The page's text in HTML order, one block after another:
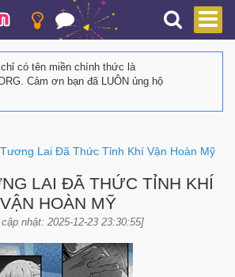
có tên miền chính thức là
Cảm ơn bạn đã LUÔN ủng hộ
Lai Đã Thức Tỉnh Khí Vận Hoàn Mỹ
LAI ĐÃ THỨC TỈNH KHÍ
VẬN HOÀN MỸ
nhật: 2025-12-23 23:30:55]